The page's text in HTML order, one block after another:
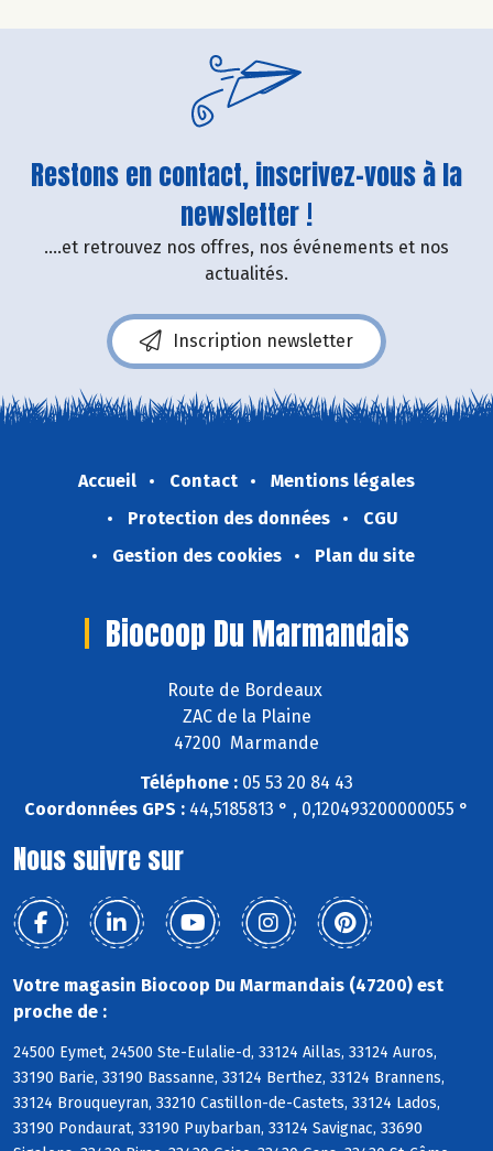
Restons en contact, inscrivez-vous à la
newsletter !
....et retrouvez nos offres, nos événements et nos
actualités.
Inscription newsletter
Accueil Contact
Mentions légales
Protection des données
CGU
Gestion des cookies
Plan du site
Biocoop Du Marmandais
Route de Bordeaux
ZAC de la Plaine
47200 Marmande
Téléphone : 05 53 20 84 43
Coordonnées GPS : 44,5185813 ° , 0,120493200000055 °
Nous suivre sur
Votre magasin Biocoop Du Marmandais (47200) est
proche de :
24500 Eymet, 24500 Ste-Eulalie-d, 33124 Aillas, 33124 Auros,
33190 Barie, 33190 Bassanne, 33124 Berthez, 33124 Brannens,
33124 Brouqueyran, 33210 Castillon-de-Castets, 33124 Lados,
33190 Pondaurat, 33190 Puybarban, 33124 Savignac, 33690